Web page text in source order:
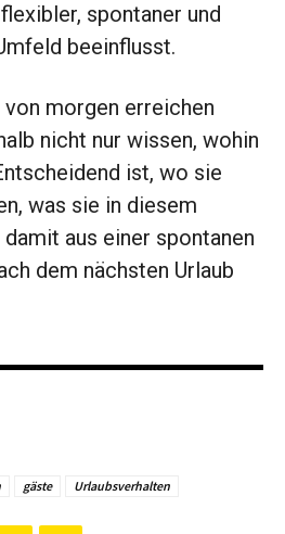
spontaner und
beeinflusst.
morgen erreichen
nicht nur wissen, wohin
ist, wo sie
was sie in diesem
aus einer spontanen
dem nächsten Urlaub
gäste Urlaubsverhalten